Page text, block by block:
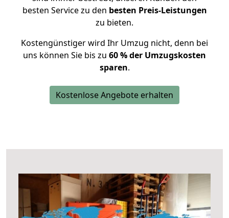
besten Service zu den besten Preis-Leistungen
zu bieten.
Kostengünstiger wird Ihr Umzug nicht, denn bei
uns können Sie bis zu 60 % der Umzugskosten
sparen.
Kostenlose Angebote erhalten